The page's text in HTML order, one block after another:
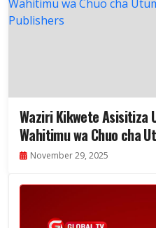
Waziri Kikwete Asisitiza
Wahitimu wa Chuo cha
November 29, 2025